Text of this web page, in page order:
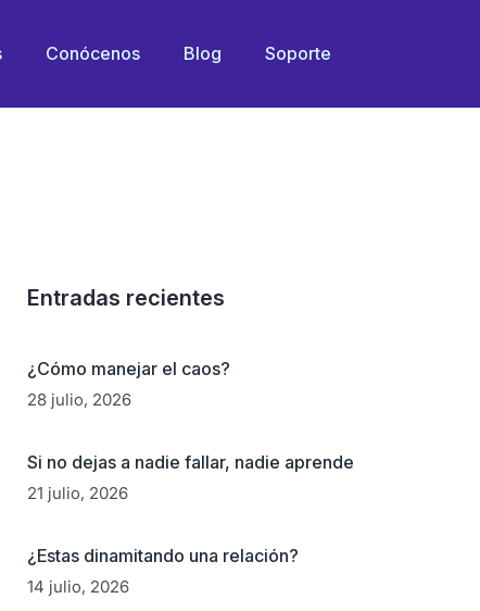
Conócenos Blog Soporte
Entradas recientes
¿Cómo manejar el caos?
28 julio, 2026
Si no dejas a nadie fallar, nadie aprende
21 julio, 2026
¿Estas dinamitando una relación?
14 julio, 2026